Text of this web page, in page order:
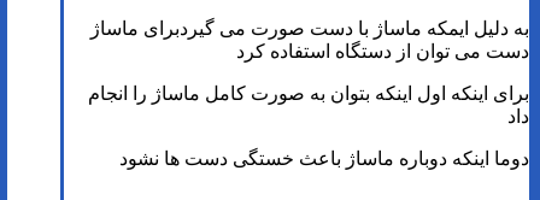
به دلیل ایمکه ماساژ با دست صورت می گیردبرای ماساژ
دست می توان از دستگاه استفاده کرد
برای اینکه اول اینکه بتوان به صورت کامل ماساژ را انجام
داد
دوما اینکه دوباره ماساژ باعث خستگی دست ها نشود